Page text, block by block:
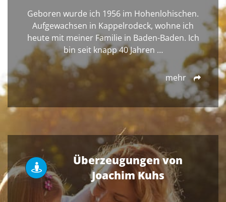
Geboren wurde ich 1956 im Hohenlohischen.
Aufgewachsen in Kappelrodeck, wohne ich
heute mit meiner Familie in Baden-Baden. Ich
bin seit knapp 40 Jahren …
mehr
Überzeugungen von
Joachim Kuhs